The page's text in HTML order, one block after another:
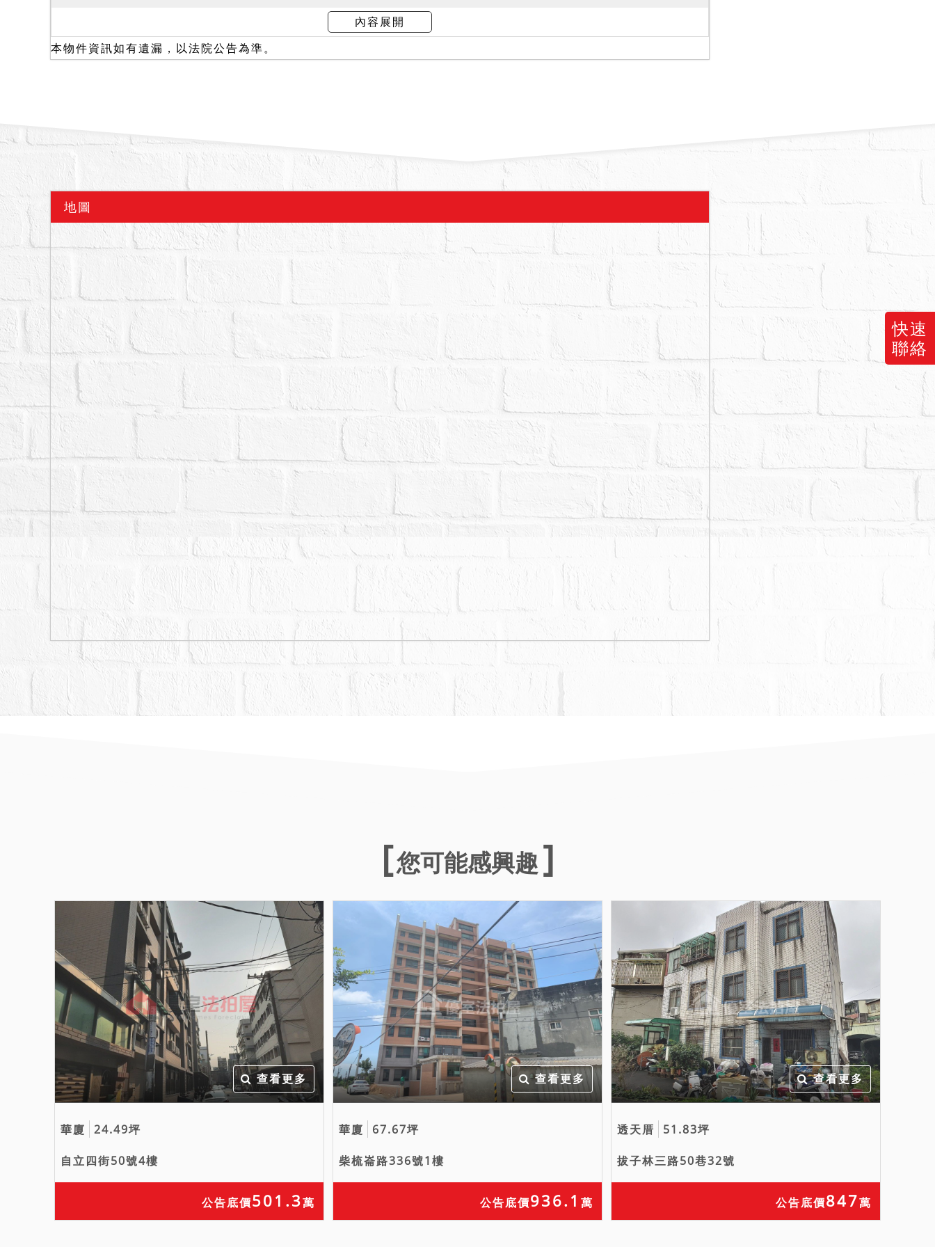
快速
聯絡
故無法修繕。目前由債務人居住、另有本件不動產之合夥人梁0珠亦同住。
備註
三、保證金新台幣：589,000元。
四、本件標的物所設定之抵押權於拍定後均塗銷。
五、拍賣建物據債務人稱該建物應無海砂屋、輻射屋、地震受創、火災受損、非自然死亡
公告未記載而聲請減少價金或聲請撤銷拍定。
七、本件標的物原所有權人或使用人如有積欠工程受益費及水電、瓦斯費或管理費用，應
由拍定人自行查明後與相關單位洽商解決，不得以此為由事後向本院提出爭執或聲明異
八、刊登於新聞紙或網路之公告內容如與本院公告欄張貼之公告內容不符時，一律以本院
公告欄張貼之拍賣公告內容為準。
九、債務人主張本件不動產為伊與梁0珠二人隱名合夥，然與登記謄本不符，故已於114
年12月15日裁定駁回渠等前揭主張。又梁0珠占有使用之原因不明，故本件不點交。
內容展開
本物件資訊如有遺漏，以法院公告為準。
地圖
您可能感興趣
查看更多
華廈 24.49坪
自立四街50號4樓
公告底價501.3萬
查看更多
華廈 67.67坪
柴梳崙路336號1樓
公告底價936.1萬
查看更多
透天厝 51.83坪
拔子林三路50巷32號
公告底價847萬